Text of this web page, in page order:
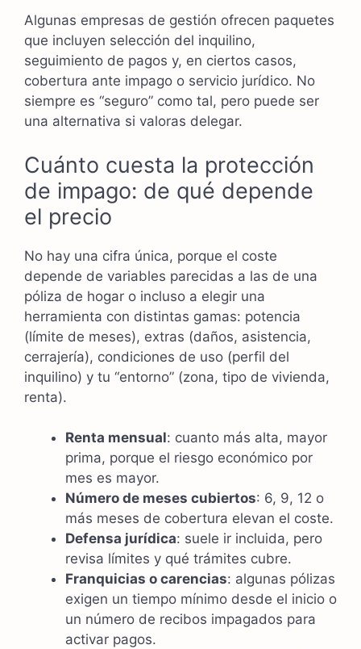
Algunas empresas de gestión ofrecen paquetes
que incluyen selección del inquilino,
seguimiento de pagos y, en ciertos casos,
cobertura ante impago o servicio jurídico. No
siempre es “seguro” como tal, pero puede ser
una alternativa si valoras delegar.
Cuánto cuesta la protección
de impago: de qué depende
el precio
No hay una cifra única, porque el coste
depende de variables parecidas a las de una
póliza de hogar o incluso a elegir una
herramienta con distintas gamas: potencia
(límite de meses), extras (daños, asistencia,
cerrajería), condiciones de uso (perfil del
inquilino) y tu “entorno” (zona, tipo de vivienda,
renta).
Renta mensual: cuanto más alta, mayor
prima, porque el riesgo económico por
mes es mayor.
Número de meses cubiertos: 6, 9, 12 o
más meses de cobertura elevan el coste.
Defensa jurídica: suele ir incluida, pero
revisa límites y qué trámites cubre.
Franquicias o carencias: algunas pólizas
exigen un tiempo mínimo desde el inicio o
un número de recibos impagados para
activar pagos.